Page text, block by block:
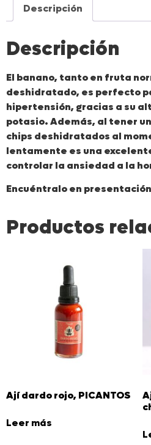
Descripción
Descripción
El banano, tanto en fruta
deshidratado, es perfecto
hipertensión, gracias a su
potasio. Además, al tener
chips deshidratados al
lentamente es una
controlar la ansiedad a la
Encuéntralo en
Productos
Ají dardo rojo, PICANTOS
Leer más